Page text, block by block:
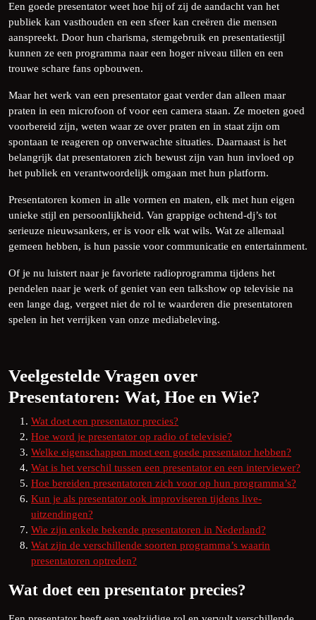
Een goede presentator weet hoe hij of zij de aandacht van het
publiek kan vasthouden en een sfeer kan creëren die mensen
aanspreekt. Door hun charisma, stemgebruik en presentatiestijl
kunnen ze een programma naar een hoger niveau tillen en een
trouwe schare fans opbouwen.
Maar het werk van een presentator gaat verder dan alleen maar
praten in een microfoon of voor een camera staan. Ze moeten goed
voorbereid zijn, weten waar ze over praten en in staat zijn om
spontaan te reageren op onverwachte situaties. Daarnaast is het
belangrijk dat presentatoren zich bewust zijn van hun invloed op
het publiek en verantwoordelijk omgaan met hun platform.
Presentatoren komen in alle vormen en maten, elk met hun eigen
unieke stijl en persoonlijkheid. Van grappige ochtend-dj’s tot
serieuze nieuwsankers, er is voor elk wat wils. Wat ze allemaal
gemeen hebben, is hun passie voor communicatie en entertainment.
Of je nu luistert naar je favoriete radioprogramma tijdens het
pendelen naar je werk of geniet van een talkshow op televisie na
een lange dag, vergeet niet de rol te waarderen die presentatoren
spelen in het verrijken van onze mediabeleving.
Veelgestelde Vragen over
Presentatoren: Wat, Hoe en Wie?
Wat doet een presentator precies?
Hoe word je presentator op radio of televisie?
Welke eigenschappen moet een goede presentator hebben?
Wat is het verschil tussen een presentator en een interviewer?
Hoe bereiden presentatoren zich voor op hun programma’s?
Kun je als presentator ook improviseren tijdens live-
uitzendingen?
Wie zijn enkele bekende presentatoren in Nederland?
Wat zijn de verschillende soorten programma’s waarin
presentatoren optreden?
Wat doet een presentator precies?